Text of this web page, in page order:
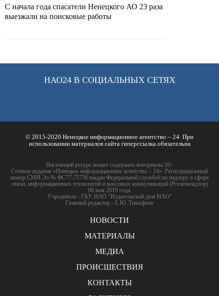
С начала года спасатели Ненецкого АО 23 раза
выезжали на поисковые работы
НАО24 В СОЦИАЛЬНЫХ СЕТЯХ
© 2015-2020 Ненецкое информационное агентство – 24. При
использовании материалов сайта гиперссылка обязательна
Настоящий ресурс может содержать материалы 16+
Сетевое издание «Ненецкое информационное агентство – 24». Регистрационный
номер СМИ Эл № ФС77-75756 выдан Федеральной службой по надзору в сфере
связи, информационных технологий и массовых коммуникаций (Роскомнадзор)
08 мая 2019 года.
Учредитель - ГБУ НАО "Издательский дом НАО"
Главный редактор - Е.Ю. Тимофеев
НОВОСТИ
МАТЕРИАЛЫ
МЕДИА
ПРОИСШЕСТВИЯ
КОНТАКТЫ